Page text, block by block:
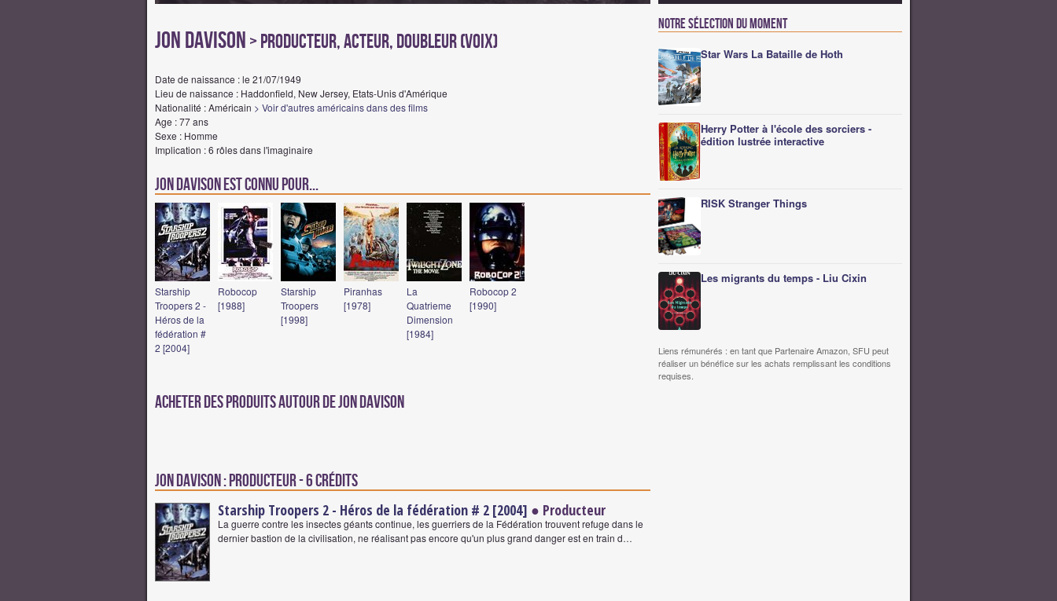
Jon Davison > Producteur, Acteur, Doubleur (voix)
Date de naissance : le 21/07/1949
Lieu de naissance : Haddonfield, New Jersey, Etats-Unis d'Amérique
Nationalité : Américain > Voir d'autres américains dans des films
Age : 77 ans
Sexe : Homme
Implication : 6 rôles dans l'imaginaire
Jon Davison est connu pour...
Starship
Troopers 2 -
Héros de la
fédération #
2 [2004]
Robocop
[1988]
Starship
Troopers
[1998]
Piranhas
[1978]
La
Quatrieme
Dimension
[1984]
Robocop 2
[1990]
Acheter des produits autour de Jon Davison
Jon Davison : Producteur - 6 crédits
Starship Troopers 2 - Héros de la fédération # 2 [2004] ● Producteur
La guerre contre les insectes géants continue, les guerriers de la Fédération trouvent refuge dans le
dernier bastion de la civilisation, ne réalisant pas encore qu'un plus grand danger est en train d…
Notre sélection du moment
Star Wars La Bataille de Hoth
Herry Potter à l'école des sorciers -
édition lustrée interactive
RISK Stranger Things
Les migrants du temps - Liu Cixin
Liens rémunérés : en tant que Partenaire Amazon, SFU peut
réaliser un bénéfice sur les achats remplissant les conditions
requises.